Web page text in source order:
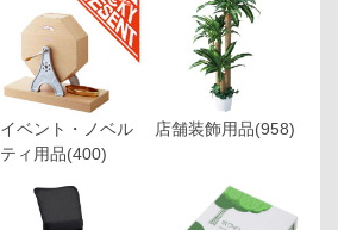
イベント・ノベル
ティ用品(400)
店舗装飾用品(958)